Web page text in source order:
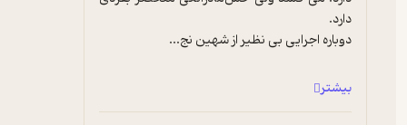
دوباره اجرایی بی نظیر از شهین نج...
بیشتر